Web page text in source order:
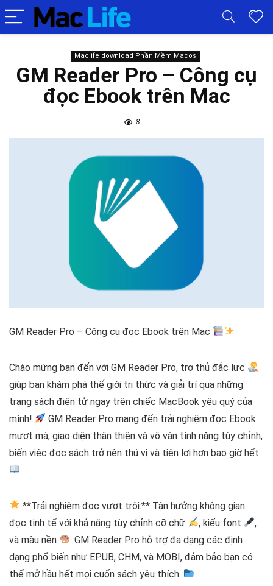
Maclife download Phần Mềm Macos
GM Reader Pro – Công cụ
đọc Ebook trên Mac
8
GM Reader Pro – Công cụ đọc Ebook trên Mac
Chào mừng bạn đến với GM Reader Pro, trợ thủ đắc lực
giúp bạn khám phá thế giới tri thức và giải trí qua những
trang sách điện tử ngay trên chiếc MacBook yêu quý của
mình!
GM Reader Pro mang đến trải nghiệm đọc Ebook
mượt mà, giao diện thân thiện và vô vàn tính năng tùy chỉnh,
biến việc đọc sách trở nên thú vị và tiện lợi hơn bao giờ hết.
**Trải nghiệm đọc vượt trội:** Tận hưởng không gian
đọc tinh tế với khả năng tùy chỉnh cỡ chữ
, kiểu font
,
và màu nền
. GM Reader Pro hỗ trợ đa dạng các định
dạng phổ biến như EPUB, CHM, và MOBI, đảm bảo bạn có
thể mở hầu hết mọi cuốn sách yêu thích.